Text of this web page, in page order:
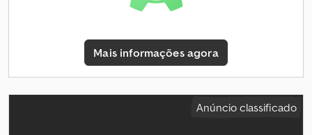
Mais informações agora
Anúncio classificado